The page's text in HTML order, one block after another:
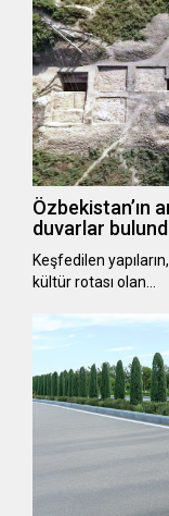
Özbekistan’ın
duvarlar
Keşfedilen
kültür rotası olan…